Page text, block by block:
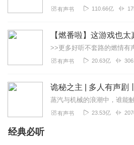
棒，追更追更！
回复
大道讲故事
哇塞，这本书我好喜欢呢，主播
回复
早安_随SUI
听这片花和几个声展耳朵就被深
予了角色灵魂简直无可挑剔，反
有声书 110.66亿
有声书 20.63亿
有声书 23.53亿
经典必听